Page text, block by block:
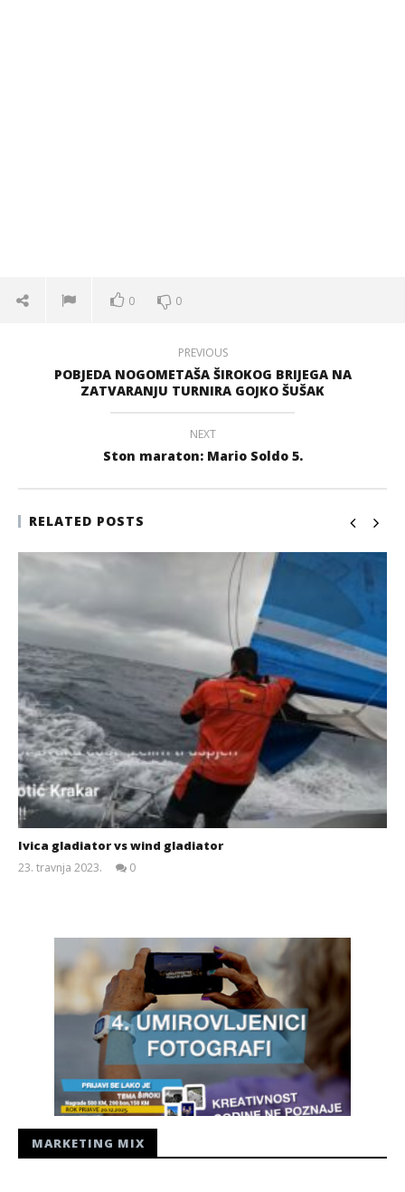
0 0
PREVIOUS
POBJEDA NOGOMETAŠA ŠIROKOG BRIJEGA NA
ZATVARANJU TURNIRA GOJKO ŠUŠAK
NEXT
Ston maraton: Mario Soldo 5.
RELATED POSTS
Ivica gladiator vs wind gladiator
23. travnja 2023.
0
MARKETING MIX